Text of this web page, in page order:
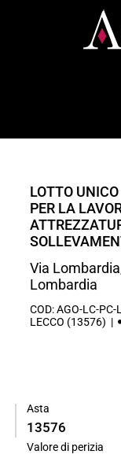
LOTTO
PER LA
Via
Lombardia
COD: AGO-LC-
LECCO (13576) |
Asta
13576
Valore di perizia